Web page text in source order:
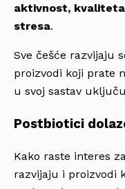
aktivnost,
stresa.
Sve češće razvijaju
proizvodi koji prate
u svoj sastav
Postbiotici
Kako raste interes
razvijaju i proizvodi